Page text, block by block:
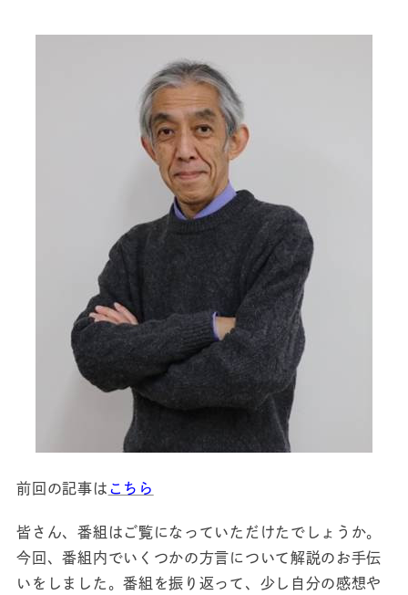
前回の記事は こちら
皆さん、番組はご覧になっていただけたでしょうか。
今回、番組内でいくつかの方言について解説のお手伝
いをしました。番組を振り返って、少し自分の感想や